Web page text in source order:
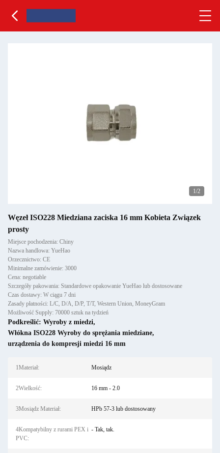
1/2
Węzeł ISO228 Miedziana zaciska 16 mm Kobieta Związek
prosty
Miejsce pochodzenia: Chiny
Nazwa handlowa: YueHao
Orzecznictwo: CE
Minimalne zamówienie: 3000
Cena: negotiable
Szczegóły pakowania: Standardowe opakowanie YueHao lub dostosowane
Czas dostawy: W ciągu 7 dni
Zasady płatności: L/C, D/A, D/P, T/T, Western Union, MoneyGram
Możliwość Supply: 70000 sztuk na tydzień
Podkreślić: Wyroby z miedzi,
Włókna ISO228 Wyroby do sprężania miedziane,
urządzenia do kompresji miedzi 16 mm
1Materiał: Mosiądz
2Wielkość: 16 mm - 2.0
3Mosiądz Materiał: HPb 57-3 lub dostosowany
4Kompatybilny z rurami PEX i
PVC:
- Tak, tak.